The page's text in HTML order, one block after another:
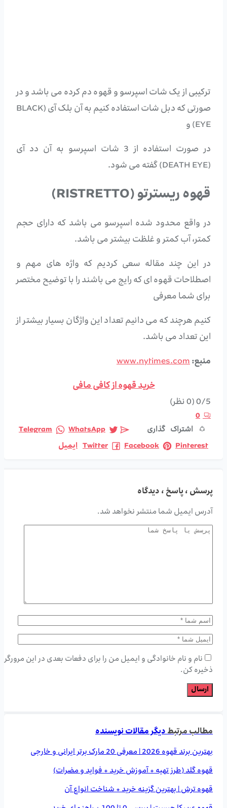
ترکیبی از یک شات اسپرسو و قهوه دم کرده می باشد و در
صورتی که دبل شات استفاده کنیم به آن بلک آی (BLACK
EYE) و
در صورت استفاده از 3 شات اسپرسو به آن دد آی
(DEATH EYE) گفته می شود.
قهوه ریسترتو (RISTRETTO)
در واقع محدود شده اسپرسو می باشد که دارای حجم
کمتر، آب کمتر و غلظت بیشتر می باشد.
در این چند مقاله سعی کردیم که واژه های مهم و
اصطلاحات قهوه ای که رایج می باشند را با توضیح مختصر
برای شما معرفی
کنیم هرچند که می دانیم تعداد این واژگان بسیار بیشتر از
این تعداد می باشد.
منبع:www.nytimes.com
خرید قهوه از کافی مافی
0/5(0 نظر)
0
اشتراک گذاری
Telegram
WhatsApp
Twitter
Facebook Pinterest ایمیل
پرسش ، پاسخ ، دیدگاه
آدرس ایمیل شما منتشر نخواهد شد.
نام و نام خانوادگی و ایمیل من را برای دفعات بعدی در این مرورگر
ذخیره کن.
مطالب مرتبطدیگر مقالات نویسنده
بهترین برند قهوه 2026 | معرفی 20 مارک برتر ایرانی و خارجی
قهوه گلد (طرز تهیه + آموزش خرید + فواید و مضرات)
قهوه ترش | بهترین گزینه خرید + شناخت انواع آن